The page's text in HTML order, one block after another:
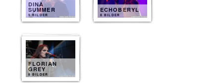
DINA
SUMMER
9 BILDER
ECHOBERYL
8 BILDER
FLORIAN
GREY
8 BILDER